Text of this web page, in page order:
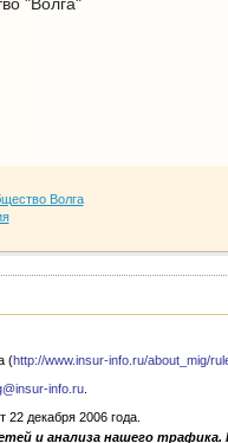
"Волга"
Волга
(http://www.insur-info.ru/about_mig/
info.ru
декабря 2006 года.
и анализа нашего